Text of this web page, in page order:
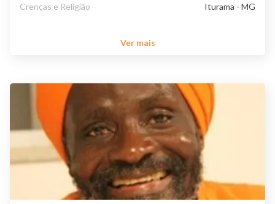
Crenças e Religião Iturama - MG
Ver mais